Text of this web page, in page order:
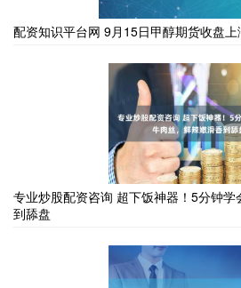
配资知识平台网 9月15日甲醇期货收盘
专业炒股配资咨询 超下饭神器！5分钟
到舔盘